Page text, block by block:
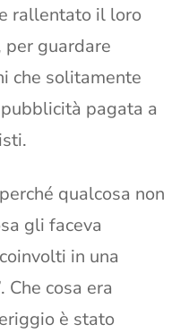
rallentato il loro
guardare
che solitamente
pagata a
qualcosa non
gli faceva
in una
Che cosa era
è stato